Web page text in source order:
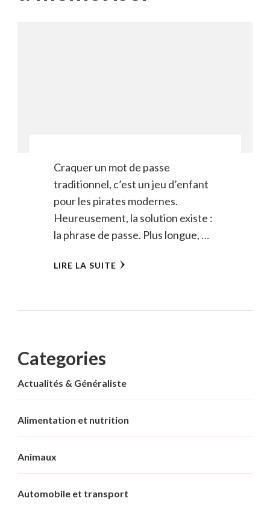
Craquer un mot de passe
traditionnel, c’est un jeu d’enfant
pour les pirates modernes.
Heureusement, la solution existe :
la phrase de passe. Plus longue, …
LIRE LA SUITE
Categories
Actualités & Généraliste
Alimentation et nutrition
Animaux
Automobile et transport